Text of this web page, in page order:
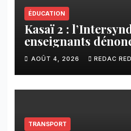
ÉDUCATION
Kasaï 2 :
enseignants
contribution
imposée aux écoles
CNCA
AOÛT 4, 2026 REDAC
TRANSPORT